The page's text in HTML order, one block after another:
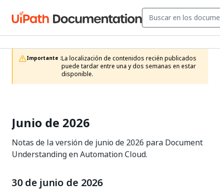
Importante :La localización de contenidos recién publicados
puede tardar entre una y dos semanas en estar
disponible.
Junio de 2026
Notas de la versión de junio de 2026 para Document
Understanding en Automation Cloud.
30 de junio de 2026